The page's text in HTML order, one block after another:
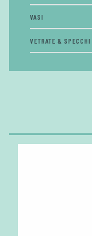
VASI
VETRATE & SPECCHI